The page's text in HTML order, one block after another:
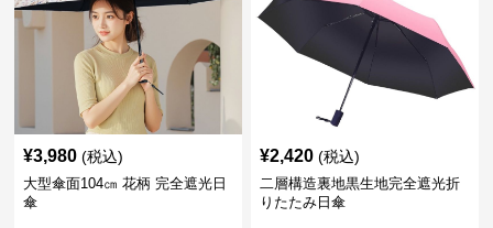
¥3,980 (税込)
大型傘面104㎝ 花柄 完全遮光日
傘
¥2,420 (税込)
二層構造裏地黒生地完全遮光折
りたたみ日傘